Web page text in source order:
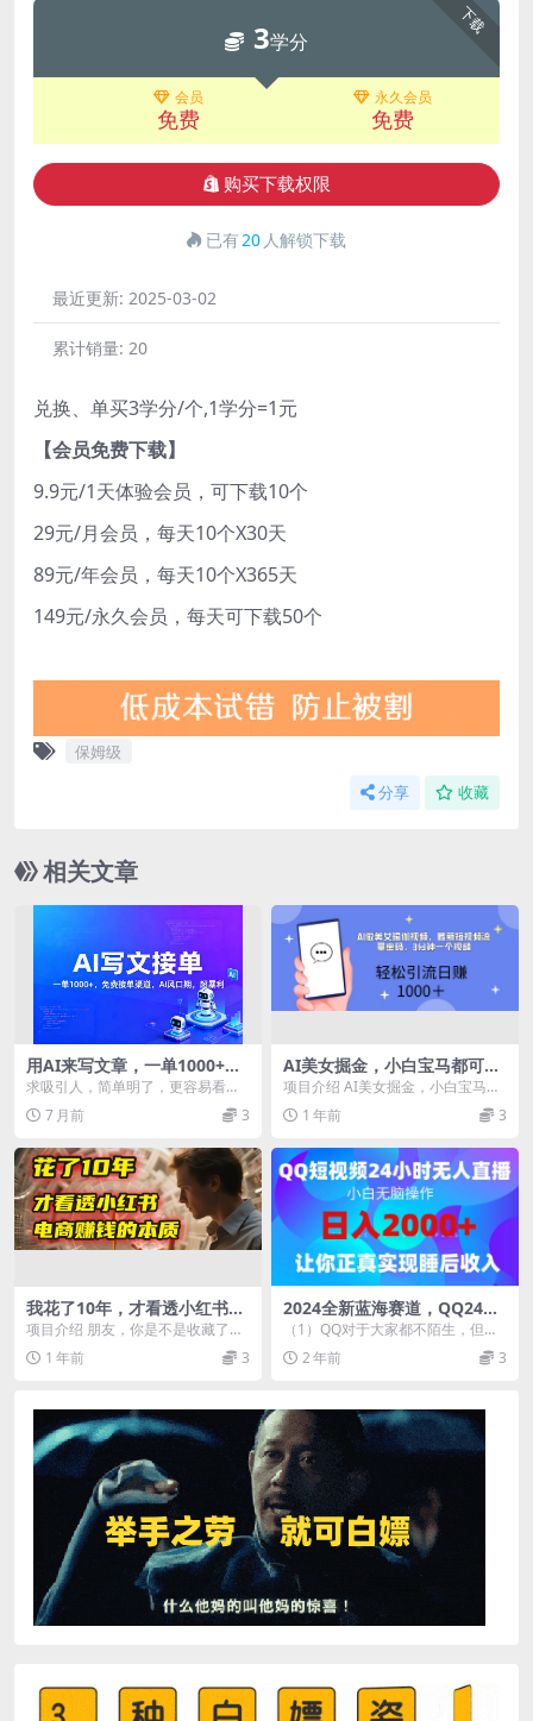
下载
3学分
会员
免费
永久会员
免费
购买下载权限
已有20 人解锁下载
最近更新: 2025-03-02
累计销量: 20
兑换、单买3学分/个,1学分=1元
【会员免费下载】
9.9元/1天体验会员，可下载10个
29元/月会员，每天10个X30天
89元/年会员，每天10个X365天
149元/永久会员，每天可下载50个
保姆级
分享 收藏
相关文章
用AI来写文章，一单1000+，
提供免费接单渠道，AI风口
期，超暴利
求吸引人，简单明了，更容易看下
去 今天跟大家唠个稳赚、轻量、不
费钱的靠谱副业：A...
7 月前 3
AI美女掘金，小白宝马都可上
手，轻松日入1000+
项目介绍 AI美女掘金，小白宝马都
可上手，轻松日入1000+ 课程目录
项目介绍...
1 年前 3
我花了10年，才看透小红书电
商赚钱的2个字：本质
项目介绍 朋友，你是不是收藏了上
百篇干货，脑子里装满了各种方法
论，但店铺依旧0订...
1 年前 3
2024全新蓝海赛道，QQ24小
时直播影视短剧，简单易上
手，实现睡后收入4位数
（1）QQ对于大家都不陌生，但是
现在可以在QQ上24小时无.人直播
影视剧，或者动...
2 年前 3